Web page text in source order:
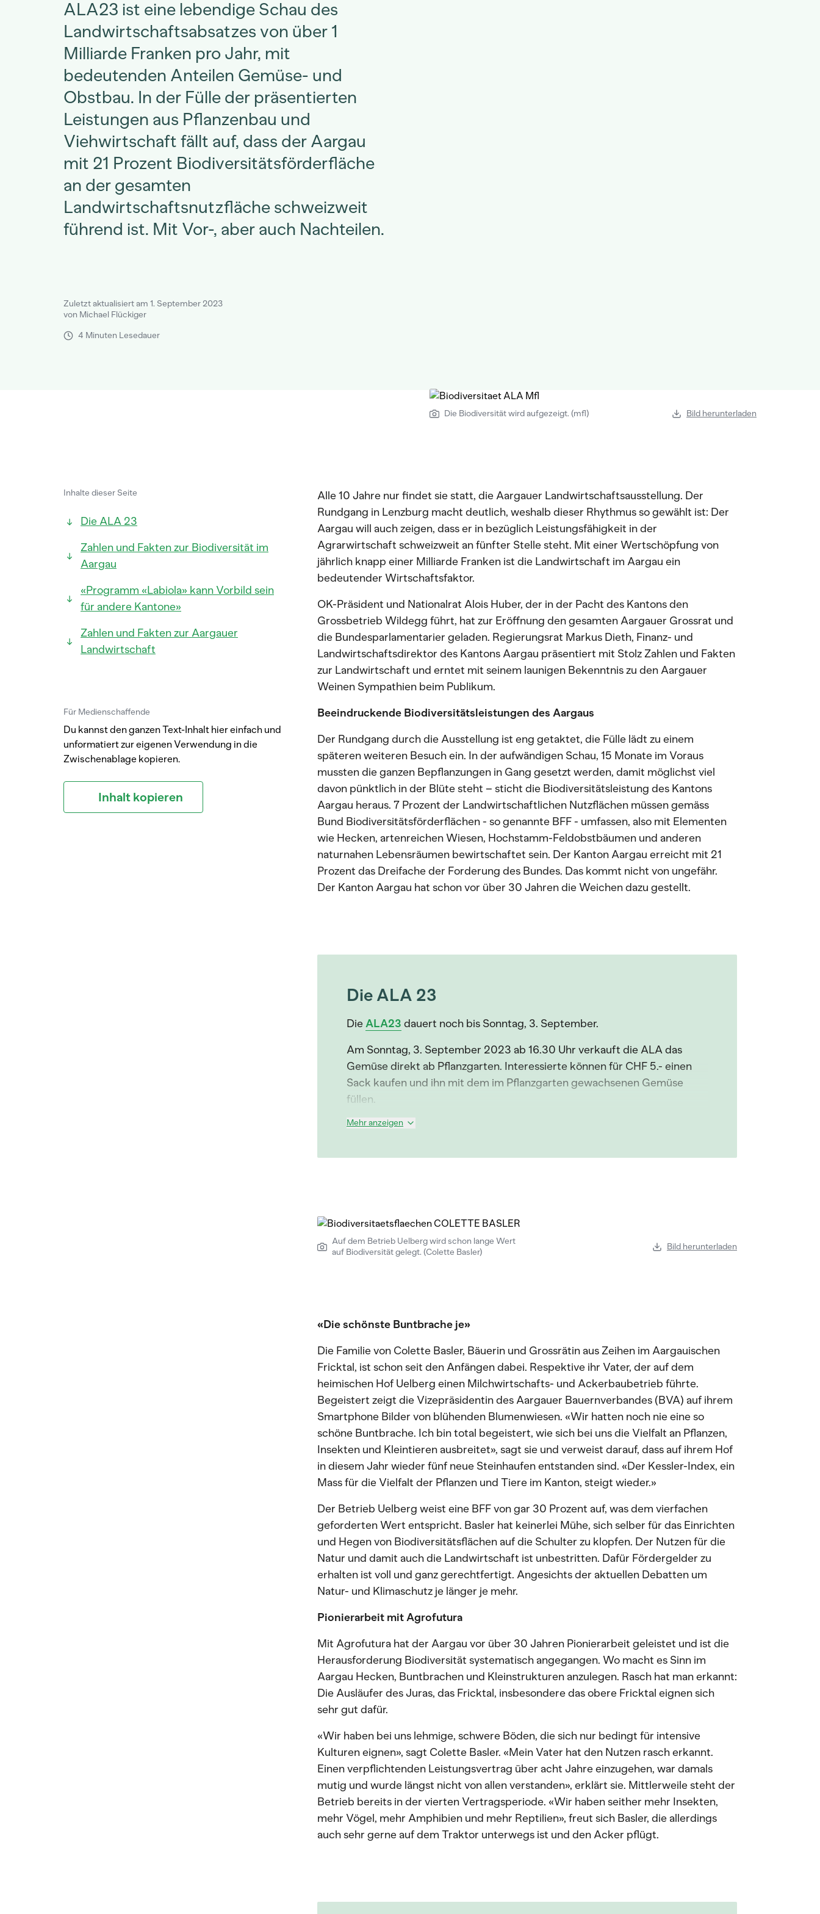
ALA23 ist eine lebendige Schau des
Landwirtschaftsabsatzes von über 1
Milliarde Franken pro Jahr, mit
bedeutenden Anteilen Gemüse- und
Obstbau. In der Fülle der präsentierten
Leistungen aus Pflanzenbau und
Viehwirtschaft fällt auf, dass der Aargau
mit 21 Prozent Biodiversitätsförderfläche
an der gesamten
Landwirtschaftsnutzfläche schweizweit
führend ist. Mit Vor-, aber auch Nachteilen.
Zuletzt aktualisiert am 1. September 2023
von Michael Flückiger
4 Minuten Lesedauer
Die Biodiversität wird aufgezeigt. (mfl) Bild herunterladen
Inhalte dieser Seite
Die ALA 23
Zahlen und Fakten zur Biodiversität im
Aargau
«Programm «Labiola» kann Vorbild sein
für andere Kantone»
Zahlen und Fakten zur Aargauer
Landwirtschaft
Für Medienschaffende
Du kannst den ganzen Text-Inhalt hier einfach und
unformatiert zur eigenen Verwendung in die
Zwischenablage kopieren.
Inhalt kopieren
Alle 10 Jahre nur findet sie statt, die Aargauer Landwirtschaftsausstellung. Der
Rundgang in Lenzburg macht deutlich, weshalb dieser Rhythmus so gewählt ist: Der
Aargau will auch zeigen, dass er in bezüglich Leistungsfähigkeit in der
Agrarwirtschaft schweizweit an fünfter Stelle steht. Mit einer Wertschöpfung von
jährlich knapp einer Milliarde Franken ist die Landwirtschaft im Aargau ein
bedeutender Wirtschaftsfaktor.
OK-Präsident und Nationalrat Alois Huber, der in der Pacht des Kantons den
Grossbetrieb Wildegg führt, hat zur Eröffnung den gesamten Aargauer Grossrat und
die Bundesparlamentarier geladen. Regierungsrat Markus Dieth, Finanz- und
Landwirtschaftsdirektor des Kantons Aargau präsentiert mit Stolz Zahlen und Fakten
zur Landwirtschaft und erntet mit seinem launigen Bekenntnis zu den Aargauer
Weinen Sympathien beim Publikum.
Beeindruckende Biodiversitätsleistungen des Aargaus
Der Rundgang durch die Ausstellung ist eng getaktet, die Fülle lädt zu einem
späteren weiteren Besuch ein. In der aufwändigen Schau, 15 Monate im Voraus
mussten die ganzen Bepflanzungen in Gang gesetzt werden, damit möglichst viel
davon pünktlich in der Blüte steht – sticht die Biodiversitätsleistung des Kantons
Aargau heraus. 7 Prozent der Landwirtschaftlichen Nutzflächen müssen gemäss
Bund Biodiversitätsförderflächen - so genannte BFF - umfassen, also mit Elementen
wie Hecken, artenreichen Wiesen, Hochstamm-Feldobstbäumen und anderen
naturnahen Lebensräumen bewirtschaftet sein. Der Kanton Aargau erreicht mit 21
Prozent das Dreifache der Forderung des Bundes. Das kommt nicht von ungefähr.
Der Kanton Aargau hat schon vor über 30 Jahren die Weichen dazu gestellt.
Die ALA 23
Die ALA23 dauert noch bis Sonntag, 3. September.
Am Sonntag, 3. September 2023 ab 16.30 Uhr verkauft die ALA das
Gemüse direkt ab Pflanzgarten. Interessierte können für CHF 5.- einen
Sack kaufen und ihn mit dem im Pflanzgarten gewachsenen Gemüse
füllen.
Mehr anzeigen
Auf dem Betrieb Uelberg wird schon lange Wert
auf Biodiversität gelegt. (Colette Basler)
Bild herunterladen
«Die schönste Buntbrache je»
Die Familie von Colette Basler, Bäuerin und Grossrätin aus Zeihen im Aargauischen
Fricktal, ist schon seit den Anfängen dabei. Respektive ihr Vater, der auf dem
heimischen Hof Uelberg einen Milchwirtschafts- und Ackerbaubetrieb führte.
Begeistert zeigt die Vizepräsidentin des Aargauer Bauernverbandes (BVA) auf ihrem
Smartphone Bilder von blühenden Blumenwiesen. «Wir hatten noch nie eine so
schöne Buntbrache. Ich bin total begeistert, wie sich bei uns die Vielfalt an Pflanzen,
Insekten und Kleintieren ausbreitet», sagt sie und verweist darauf, dass auf ihrem Hof
in diesem Jahr wieder fünf neue Steinhaufen entstanden sind. «Der Kessler-Index, ein
Mass für die Vielfalt der Pflanzen und Tiere im Kanton, steigt wieder.»
Der Betrieb Uelberg weist eine BFF von gar 30 Prozent auf, was dem vierfachen
geforderten Wert entspricht. Basler hat keinerlei Mühe, sich selber für das Einrichten
und Hegen von Biodiversitätsflächen auf die Schulter zu klopfen. Der Nutzen für die
Natur und damit auch die Landwirtschaft ist unbestritten. Dafür Fördergelder zu
erhalten ist voll und ganz gerechtfertigt. Angesichts der aktuellen Debatten um
Natur- und Klimaschutz je länger je mehr.
Pionierarbeit mit Agrofutura
Mit Agrofutura hat der Aargau vor über 30 Jahren Pionierarbeit geleistet und ist die
Herausforderung Biodiversität systematisch angegangen. Wo macht es Sinn im
Aargau Hecken, Buntbrachen und Kleinstrukturen anzulegen. Rasch hat man erkannt:
Die Ausläufer des Juras, das Fricktal, insbesondere das obere Fricktal eignen sich
sehr gut dafür.
«Wir haben bei uns lehmige, schwere Böden, die sich nur bedingt für intensive
Kulturen eignen», sagt Colette Basler. «Mein Vater hat den Nutzen rasch erkannt.
Einen verpflichtenden Leistungsvertrag über acht Jahre einzugehen, war damals
mutig und wurde längst nicht von allen verstanden», erklärt sie. Mittlerweile steht der
Betrieb bereits in der vierten Vertragsperiode. «Wir haben seither mehr Insekten,
mehr Vögel, mehr Amphibien und mehr Reptilien», freut sich Basler, die allerdings
auch sehr gerne auf dem Traktor unterwegs ist und den Acker pflügt.